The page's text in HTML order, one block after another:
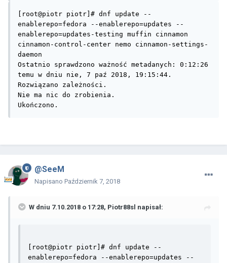
Dzięki temu dostaniesz najnowsze wersje z updates-testing.
[root@piotr piotr]# dnf update --
enablerepo=fedora --enablerepo=updates --
enablerepo=updates-testing muffin cinnamon
cinnamon-control-center nemo cinnamon-settings-
daemon
Ostatnio sprawdzono ważność metadanych: 0:12:26
temu w dniu nie, 7 paź 2018, 19:15:44.
Rozwiązano zależności.
Nie ma nic do zrobienia.
Ukończono.
@SeeM
Napisano Październik 7, 2018
W dniu 7.10.2018 o 17:28, Piotr88sl napisał:
[root@piotr piotr]# dnf update --
enablerepo=fedora --enablerepo=updates --